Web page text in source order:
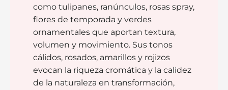
como tulipanes, ranúnculos, rosas spray,
flores de temporada y verdes
ornamentales que aportan textura,
volumen y movimiento. Sus tonos
cálidos, rosados, amarillos y rojizos
evocan la riqueza cromática y la calidez
de la naturaleza en transformación,